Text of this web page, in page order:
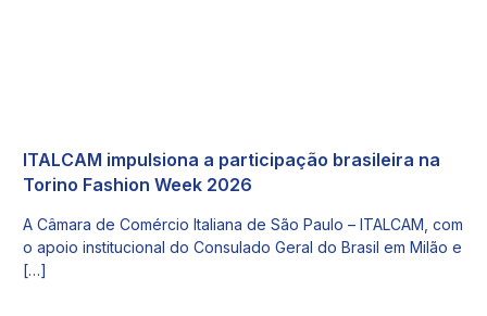
ITALCAM impulsiona a participação brasileira na
Torino Fashion Week 2026
A Câmara de Comércio Italiana de São Paulo – ITALCAM, com
o apoio institucional do Consulado Geral do Brasil em Milão e
[…]